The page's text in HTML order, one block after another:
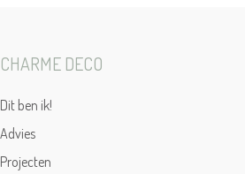
CHARME DECO
Dit ben ik!
Advies
Projecten